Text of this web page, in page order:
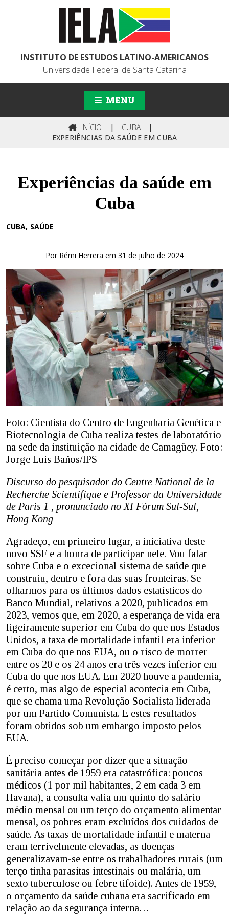
INSTITUTO DE ESTUDOS LATINO-AMERICANOS
Universidade Federal de Santa Catarina
MENU
INÍCIO | CUBA
|
EXPERIÊNCIAS DA SAÚDE EM CUBA
Experiências da saúde em
Cuba
CUBA SAÚDE
-
Por Rémi Herrera em 31 de julho de 2024
Foto: Cientista do Centro de Engenharia Genética e
Biotecnologia de Cuba realiza testes de laboratório
na sede da instituição na cidade de Camagüey. Foto:
Jorge Luis Baños/IPS
Discurso do pesquisador do Centre National de la
Recherche Scientifique e Professor da Universidade
de Paris 1 , pronunciado no XI Fórum Sul-Sul,
Hong Kong
Agradeço, em primeiro lugar, a iniciativa deste
novo SSF e a honra de participar nele. Vou falar
sobre Cuba e o excecional sistema de saúde que
construiu, dentro e fora das suas fronteiras. Se
olharmos para os últimos dados estatísticos do
Banco Mundial, relativos a 2020, publicados em
2023, vemos que, em 2020, a esperança de vida era
ligeiramente superior em Cuba do que nos Estados
Unidos, a taxa de mortalidade infantil era inferior
em Cuba do que nos EUA, ou o risco de morrer
entre os 20 e os 24 anos era três vezes inferior em
Cuba do que nos EUA. Em 2020 houve a pandemia,
é certo, mas algo de especial acontecia em Cuba,
que se chama uma Revolução Socialista liderada
por um Partido Comunista. E estes resultados
foram obtidos sob um embargo imposto pelos
EUA.
É preciso começar por dizer que a situação
sanitária antes de 1959 era catastrófica: poucos
médicos (1 por mil habitantes, 2 em cada 3 em
Havana), a consulta valia um quinto do salário
médio mensal ou um terço do orçamento alimentar
mensal, os pobres eram excluídos dos cuidados de
saúde. As taxas de mortalidade infantil e materna
eram terrivelmente elevadas, as doenças
generalizavam-se entre os trabalhadores rurais (um
terço tinha parasitas intestinais ou malária, um
sexto tuberculose ou febre tifoide). Antes de 1959,
o orçamento da saúde cubana era sacrificado em
relação ao da segurança interna…